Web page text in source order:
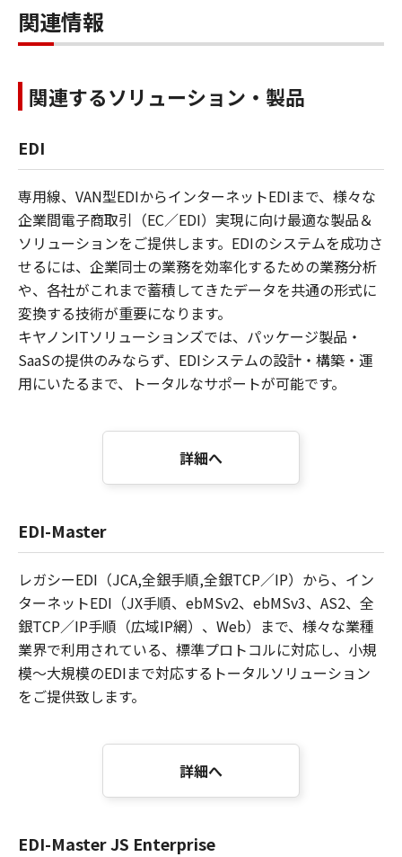
関連情報
関連するソリューション・製品
EDI
専用線、VAN型EDIからインターネットEDIまで、様々な
企業間電子商取引（EC／EDI）実現に向け最適な製品＆
ソリューションをご提供します。EDIのシステムを成功さ
せるには、企業同士の業務を効率化するための業務分析
や、各社がこれまで蓄積してきたデータを共通の形式に
変換する技術が重要になります。
キヤノンITソリューションズでは、パッケージ製品・
SaaSの提供のみならず、EDIシステムの設計・構築・運
用にいたるまで、トータルなサポートが可能です。
詳細へ
EDI-Master
レガシーEDI（JCA,全銀手順,全銀TCP／IP）から、イン
ターネットEDI（JX手順、ebMSv2、ebMSv3、AS2、全
銀TCP／IP手順（広域IP網）、Web）まで、様々な業種
業界で利用されている、標準プロトコルに対応し、小規
模～大規模のEDIまで対応するトータルソリューション
をご提供致します。
詳細へ
EDI-Master JS Enterprise